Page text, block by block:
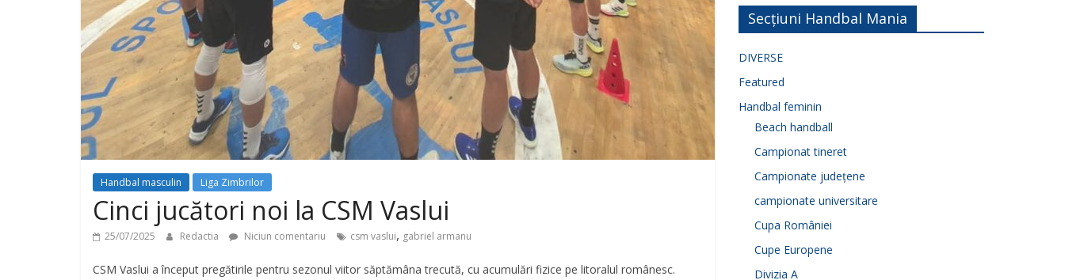
Handbal masculin Liga Zimbrilor
Cinci jucători noi la CSM Vaslui
25/07/2025 Redactia Niciun comentariu csm vaslui, gabriel armanu
CSM Vaslui a început pregătirile pentru sezonul viitor săptămâna trecută, cu acumulări fizice pe litoralul românesc.
Secțiuni Handbal Mania
DIVERSE
Featured
Handbal feminin
Beach handball
Campionat tineret
Campionate județene
campionate universitare
Cupa României
Cupe Europene
Divizia A